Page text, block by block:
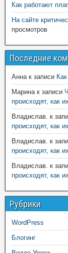
Как работают
На сайте
просмотров
Последние
Аннак записи
Маринак записи
происходят, как
Владислав. к
происходят, как
Владислав. к
происходят, как
Владислав. к
происходят, как
Рубрики
WordPress
Блогинг